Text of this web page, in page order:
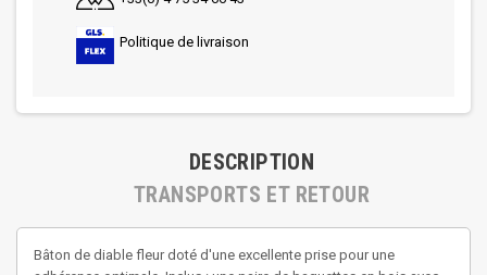
Politique de livraison
DESCRIPTION
TRANSPORTS ET RETOUR
Bâton de diable fleur doté d'une excellente prise pour une